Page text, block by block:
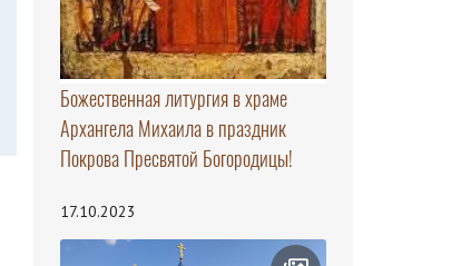
Божественная литургия в храме
Архангела Михаила в праздник
Покрова Пресвятой Богородицы!
17.10.2023